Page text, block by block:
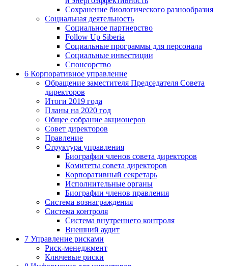
Сохранение биологического разнообразия
Социальная деятельность
Социальное партнерство
Follow Up Siberia
Социальные программы для персонала
Социальные инвестиции
Спонсорство
6 Корпоративное управление
Обращение заместителя Председателя Совета
директоров
Итоги 2019 года
Планы на 2020 год
Общее собрание акционеров
Совет директоров
Правление
Структура управления
Биографии членов совета директоров
Комитеты совета директоров
Корпоративный секретарь
Исполнительные органы
Биографии членов правления
Система вознаграждения
Система контроля
Система внутреннего контроля
Внешний аудит
7 Управление рисками
Риск-менеджмент
Ключевые риски